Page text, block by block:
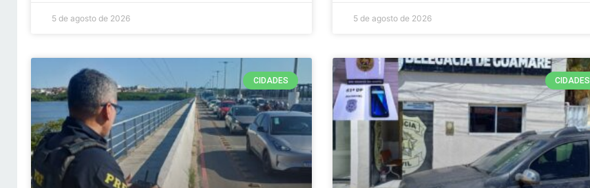
5 de agosto de 2026 5 de agosto de 2026
CIDADES CIDADES